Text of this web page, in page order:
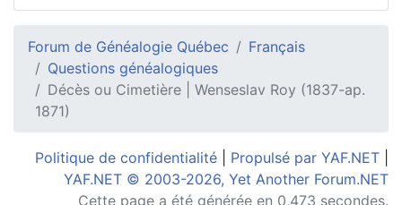
Forum de Généalogie Québec
Français
Questions généalogiques
Décès ou Cimetière | Wenseslav Roy (1837-ap.
1871)
Politique de confidentialité Propulsé par YAF.NET
YAF.NET © 2003-2026, Yet Another Forum.NET
Cette page a été générée en 0,473 secondes.